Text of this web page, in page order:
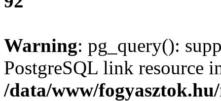
Warning: pg_query():
PostgreSQL link resource
/data/www/